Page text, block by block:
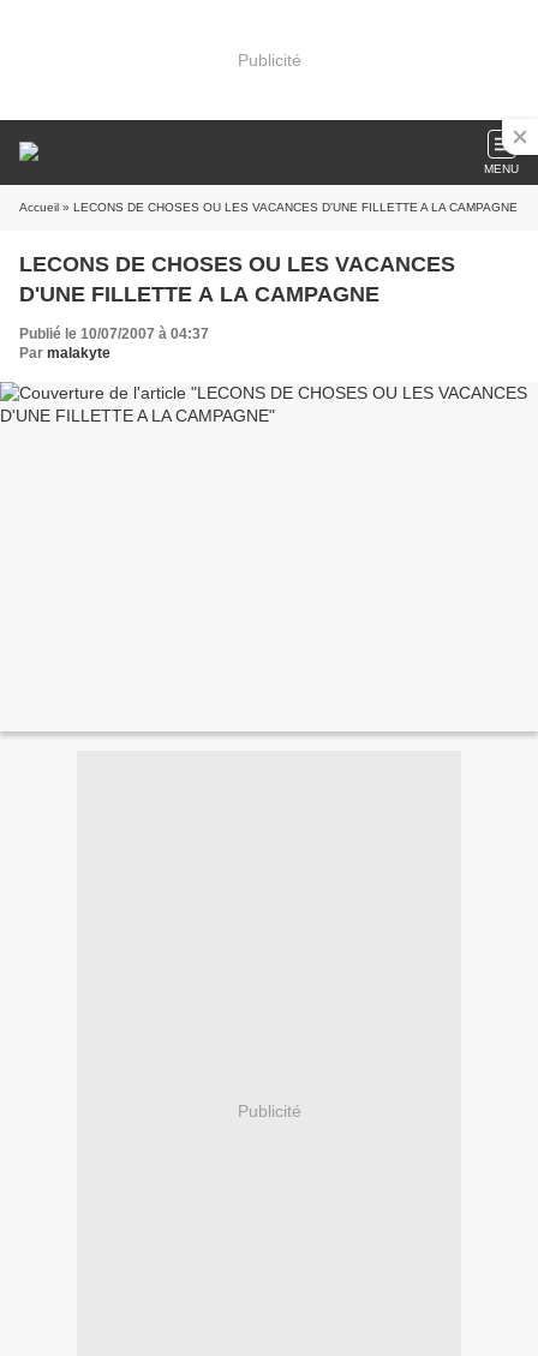
Publicité
MENU
Accueil » LECONS DE CHOSES OU LES VACANCES D'UNE FILLETTE A LA CAMPAGNE
LECONS DE CHOSES OU LES VACANCES
D'UNE FILLETTE A LA CAMPAGNE
Publié le 10/07/2007 à 04:37
Par malakyte
Publicité